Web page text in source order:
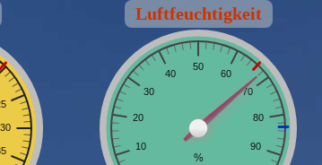
Luftfeuchtigkeit